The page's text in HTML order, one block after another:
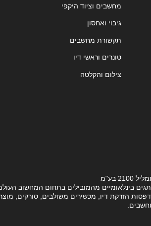
מחשבים וציוד היקפי
גיבוי ואחסון
תקשורת מחשבים
טונרים וראשי דיו
צילום והקלטה
בע"מ
בינלאומיים מהמובילים בתחום המחשוב
הזרקת דיו, מכשירים משולבים, סורקים, מוצרי